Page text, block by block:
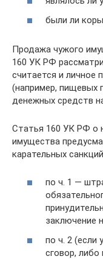
были ли
Продажа чужого
160 УК РФ
считается и личное
(например, пищевых
денежных средств
Статья 160 УК РФ о
имущества
карательных
по ч. 1 —
заключение
по ч. 2 (если
сговор,